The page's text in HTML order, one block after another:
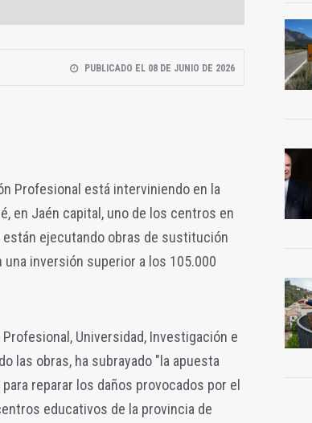
PUBLICADO EL 08 DE JUNIO DE 2026
Profesional está interviniendo en la
en Jaén capital, uno de los centros en
están ejecutando obras de sustitución
inversión superior a los 105.000
Universidad, Investigación e
las obras, ha subrayado "la apuesta
reparar los daños provocados por el
educativos de la provincia de